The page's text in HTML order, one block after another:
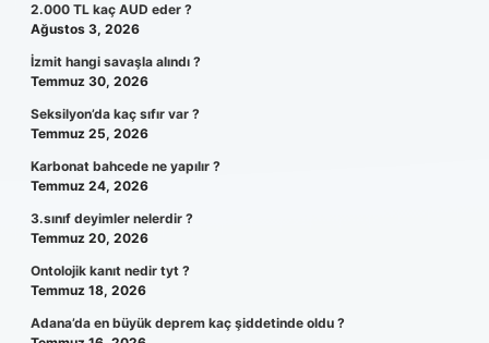
2.000 TL kaç AUD eder ?
Ağustos 3, 2026
İzmit hangi savaşla alındı ?
Temmuz 30, 2026
Seksilyon’da kaç sıfır var ?
Temmuz 25, 2026
Karbonat bahcede ne yapılır ?
Temmuz 24, 2026
3.sınıf deyimler nelerdir ?
Temmuz 20, 2026
Ontolojik kanıt nedir tyt ?
Temmuz 18, 2026
Adana’da en büyük deprem kaç şiddetinde oldu ?